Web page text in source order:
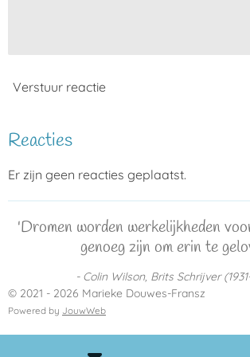
Verstuur reactie
Reacties
Er zijn geen reacties geplaatst.
'Dromen worden werkelijkheden
genoeg zijn om erin te
- Colin Wilson, Brits Schrijver
© 2021 - 2026 Marieke Douwes-Fransz
Powered by JouwWeb